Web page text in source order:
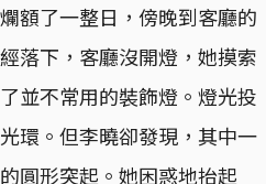
額了一整日，傍晚到客廳的
落下，客廳沒開燈，她摸索
並不常用的裝飾燈。燈光投
環。但李曉卻發現，其中一
圓形突起。她困惑地抬起